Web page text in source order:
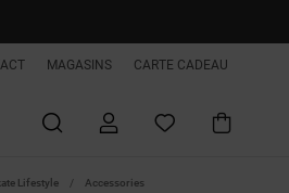
MAGASINS CARTE CADEAU
Lifestyle
Accessories